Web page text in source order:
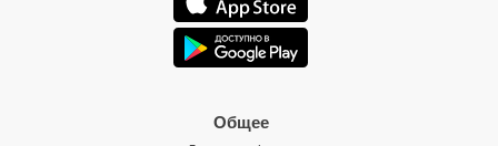
Общее